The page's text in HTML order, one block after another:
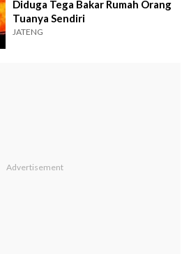
Diduga Tega Bakar Rumah Orang
Tuanya Sendiri
JATENG